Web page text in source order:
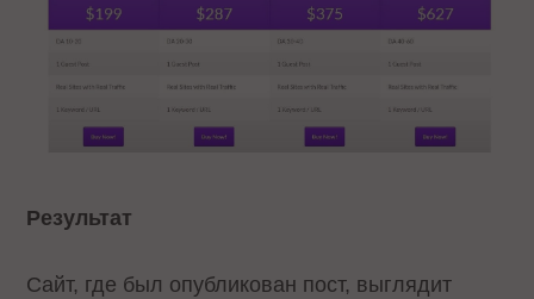
Результат
Сайт, где был опубликован пост, выглядит